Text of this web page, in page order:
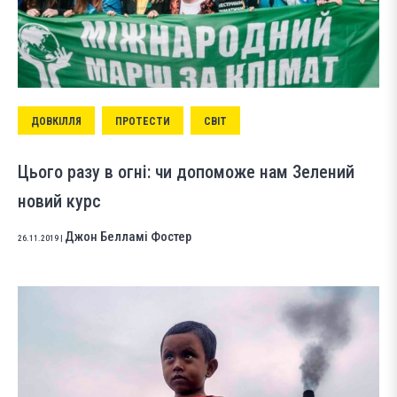
ДОВКІЛЛЯ ПРОТЕСТИ СВІТ
Цього разу в огні: чи допоможе нам Зелений
новий курс
26.11.2019 Джон Белламі Фостер